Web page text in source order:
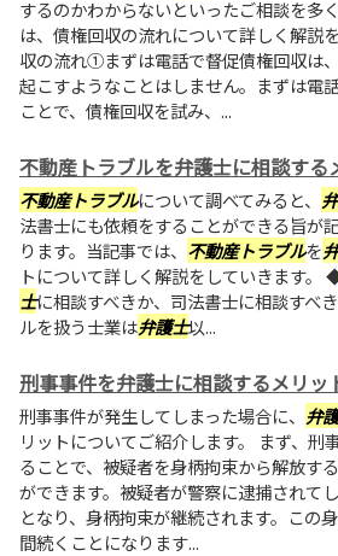
するのかわからないといったご相談を多
は、債権回収の流れについて詳しく解説
収の流れ①まずは電話で督促債権回収は
起こすようなことはしません。まずは電
ことで、債権回収を試み、...
不動産トラブルを弁護士に相談する
不動産トラブルについて調べてみると、
法書士にも依頼をすることができる旨が
ります。当記事では、 不動産トラブルを
トについて詳しく解説をしていきます。
士に相談すべきか、司法書士に相談すべ
ルを扱う士業は弁護士以...
刑事事件を弁護士に相談するメリッ
刑事事件が発生してしまった場合に、 弁
リットについてご紹介します。 まず、刑
ることで、被疑者を身柄拘束から解放す
ができます。被疑者が警察に逮捕されて
となり、身柄拘束が継続されます。この
間続くことになります...